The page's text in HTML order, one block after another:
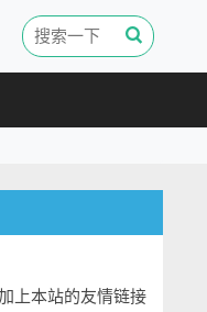
上本站的友情链接